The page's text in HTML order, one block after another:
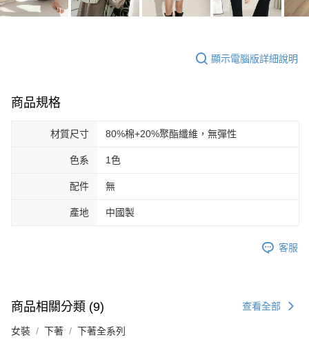
顯示電腦版詳細說明
商品規格
材質尺寸 80%棉+20%聚酯纖維，無彈性
色系 1色
配件 無
產地 中國製
客服
商品相關分類 (9) 查看全部
女裝 下著 下著全系列